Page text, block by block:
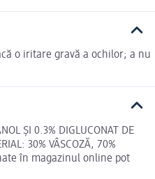
o iritare gravă a ochilor; a nu
ȘI 0.3% DIGLUCONAT DE
30% VÂSCOZĂ, 70%
în magazinul online pot